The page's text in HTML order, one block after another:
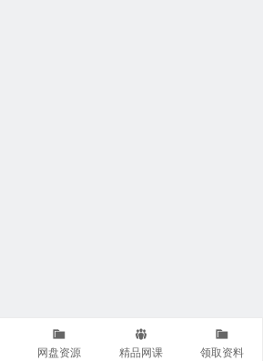
网盘资源 精品网课 领取资料